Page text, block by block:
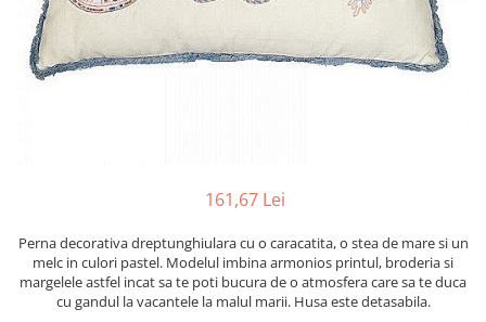
Barci, vapoare, ambarcatiuni
Pesti
161,67 Lei
Perna decorativa dreptunghiulara cu o caracatita, o stea de mare si un
melc in culori pastel. Modelul imbina armonios printul, broderia si
margelele astfel incat sa te poti bucura de o atmosfera care sa te duca
cu gandul la vacantele la malul marii. Husa este detasabila.